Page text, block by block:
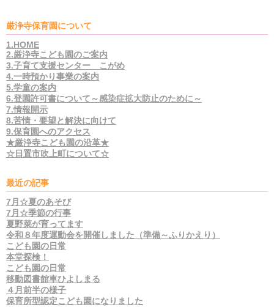
厳浄寺保育園について
1.HOME
2.厳浄寺こども園のご案内
3.子育て支援センター こがめ
4.一時預かり事業の案内
5.学童の案内
6.登園許可書について～感染症拡大防止のために～
7.情報開示
8.苦情・要望と解決に向けて
9.保育園へのアクセス
★厳浄寺こども園の沿革★
☆日置市吹上町について☆
最近の記事
7月☆夏のあそび
7月☆季節の行事
夏野菜が育ってます
令和８年度運動会を開催しました（準備～ふりかえり）
こども園の日常
本堂探検！
こども園の日常
移動図書館車ひよしまる
４月前半の様子
保育所型認定こども園になりました